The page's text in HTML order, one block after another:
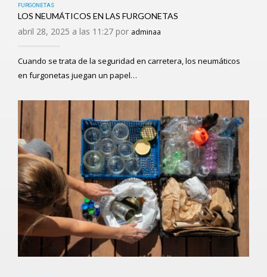
FURGONETAS
LOS NEUMÁTICOS EN LAS FURGONETAS
abril 28, 2025 a las 11:27 por adminaa
Cuando se trata de la seguridad en carretera, los neumáticos
en furgonetas juegan un papel…